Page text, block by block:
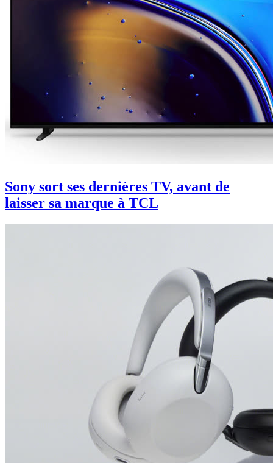
Sony sort ses dernières TV, avant de
laisser sa marque à TCL